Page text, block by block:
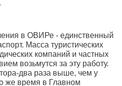
в ОВИРе - единственный
Масса туристических
компаний и частных
возьмутся за эту работу.
два раза выше, чем у
же время в Главном